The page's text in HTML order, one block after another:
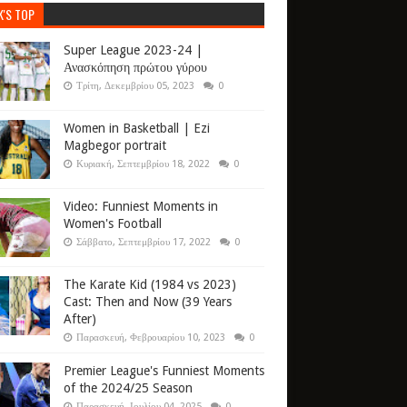
TOP
Super League 2023-24 |
Ανασκόπηση πρώτου γύρου
Τρίτη, Δεκεμβρίου 05, 2023 0
Women in Basketball | Ezi
Magbegor portrait
Κυριακή, Σεπτεμβρίου 18, 2022 0
Video: Funniest Moments in
Women's Football
Σάββατο, Σεπτεμβρίου 17, 2022 0
The Karate Kid (1984 vs 2023)
Cast: Then and Now (39 Years
After)
Παρασκευή, Φεβρουαρίου 10, 2023 0
Premier League's Funniest Moments
of the 2024/25 Season